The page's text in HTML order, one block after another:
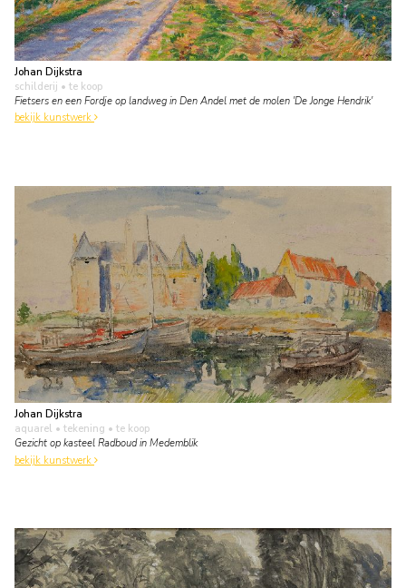
Johan Dijkstra
schilderij • te koop
Fietsers en een Fordje op landweg in Den Andel met de molen 'De Jonge Hendrik'
bekijk kunstwerk
Johan Dijkstra
aquarel • tekening • te koop
Gezicht op kasteel Radboud in Medemblik
bekijk kunstwerk